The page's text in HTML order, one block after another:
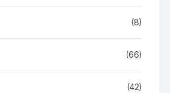
(8)
(66)
(42)